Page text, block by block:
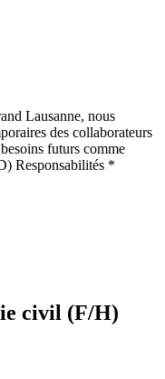
Lausanne, nous
des collaborateurs
futurs comme
Responsabilités *
civil (F/H)